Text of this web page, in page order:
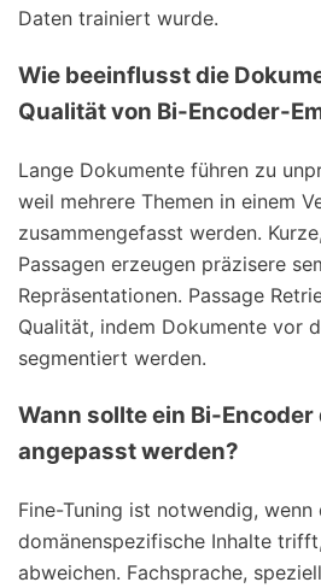
Daten trainiert wurde.
Wie beeinflusst die
Qualität von Bi-Encoder-
Lange Dokumente führen zu
weil mehrere Themen in einem
zusammengefasst werden.
Passagen erzeugen präzisere
Repräsentationen. Passage
Qualität, indem Dokumente vor
segmentiert werden.
Wann sollte ein Bi-
angepasst werden?
Fine-Tuning ist notwendig,
domänenspezifische Inhalte
abweichen. Fachsprache,